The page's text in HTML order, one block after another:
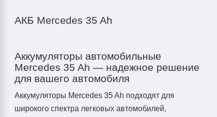
АКБ Mercedes 35 Ah
Аккумуляторы автомобильные
Mercedes 35 Ah — надежное решение
для вашего автомобиля
Аккумуляторы Mercedes 35 Ah подходят для
широкого спектра легковых автомобилей,